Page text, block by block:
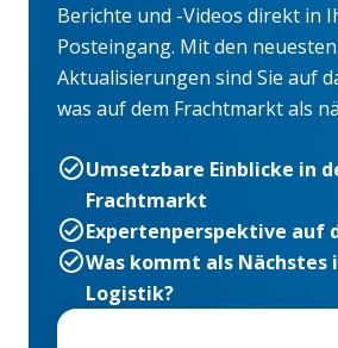
Berichte und -Videos direkt in
Posteingang. Mit den
Aktualisierungen sind Sie auf
was auf dem Frachtmarkt als
Umsetzbare Einblicke in
Frachtmarkt
Expertenperspektive auf
Was kommt als Nächstes
Logistik?